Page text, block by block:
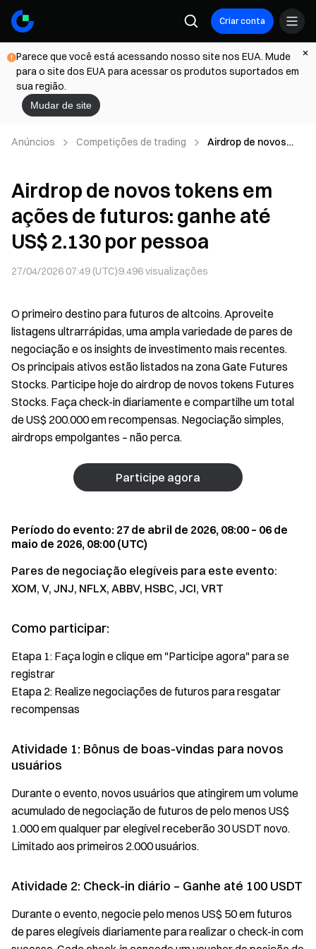
Criar conta
Parece que você está acessando nosso site nos EUA. Mude
para o site dos EUA para acessar os produtos suportados em
sua região.
Mudar de site
Anúncios Competições de trading
Airdrop de novos
US$ 2.130 por
pessoa
Airdrop de novos tokens em
ações de futuros: ganhe até
US$ 2.130 por pessoa
27/04/2026 07:49 (UTC)9.496visualizações
O primeiro destino para futuros de altcoins. Aproveite
listagens ultrarrápidas, uma ampla variedade de pares de
negociação e os insights de investimento mais recentes.
Os principais ativos estão listados na zona Gate Futures
Stocks. Participe hoje do airdrop de novos tokens Futures
Stocks. Faça check-in diariamente e compartilhe um total
de US$ 200.000 em recompensas. Negociação simples,
airdrops empolgantes – não perca.
Participe agora
Período do evento: 27 de abril de 2026, 08:00 – 06 de
maio de 2026, 08:00 (UTC)
Pares de negociação elegíveis para este evento:
XOM, V, JNJ, NFLX, ABBV, HSBC, JCI, VRT
Como participar:
Etapa 1: Faça login e clique em "Participe agora" para se
registrar
Etapa 2: Realize negociações de futuros para resgatar
recompensas
Atividade 1: Bônus de boas-vindas para novos
usuários
Durante o evento, novos usuários que atingirem um volume
acumulado de negociação de futuros de pelo menos US$
1.000 em qualquer par elegível receberão 30 USDT novo.
Limitado aos primeiros 2.000 usuários.
Atividade 2: Check-in diário – Ganhe até 100 USDT
Durante o evento, negocie pelo menos US$ 50 em futuros
de pares elegíveis diariamente para realizar o check-in com